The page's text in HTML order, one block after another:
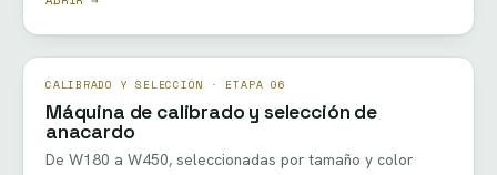
CALIBRADO Y SELECCIÓN · ETAPA 06
Máquina de calibrado y selección de
anacardo
De W180 a W450, seleccionadas por tamaño y color